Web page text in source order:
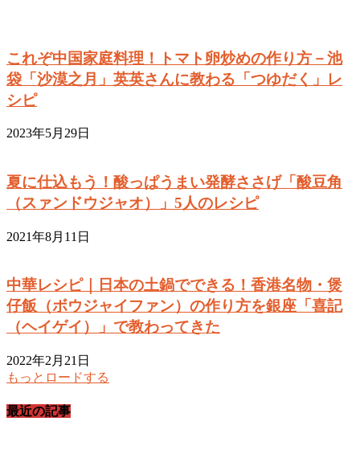
これぞ中国家庭料理！トマト卵炒めの作り方－池
袋「沙漠之月」英英さんに教わる「つゆだく」レ
シピ
2023年5月29日
夏に仕込もう！酸っぱうまい発酵ささげ「酸豆角
（スァンドウジャオ）」5人のレシピ
2021年8月11日
中華レシピ｜日本の土鍋でできる！香港名物・煲
仔飯（ボウジャイファン）の作り方を銀座「喜記
（ヘイゲイ）」で教わってきた
2022年2月21日
もっとロードする
最近の記事